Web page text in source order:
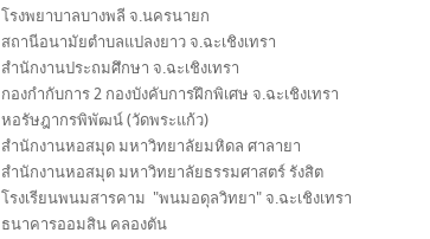
โรงพยาบาลบางพลี จ.นครนายก
สถานีอนามัยตำบลแปลงยาว จ.ฉะเชิงเทรา
สำนักงานประถมศึกษา จ.ฉะเชิงเทรา
กองกำกับการ 2 กองบังคับการฝึกพิเศษ จ.ฉะเชิงเทรา
หอรัษฎากรพิพัฒน์ (วัดพระแก้ว)
สำนักงานหอสมุด มหาวิทยาลัยมหิดล ศาลายา
สำนักงานหอสมุด มหาวิทยาลัยธรรมศาสตร์ รังสิต
โรงเรียนพนมสารคาม "พนมอดุลวิทยา" จ.ฉะเชิงเทรา
ธนาคารออมสิน คลองตัน